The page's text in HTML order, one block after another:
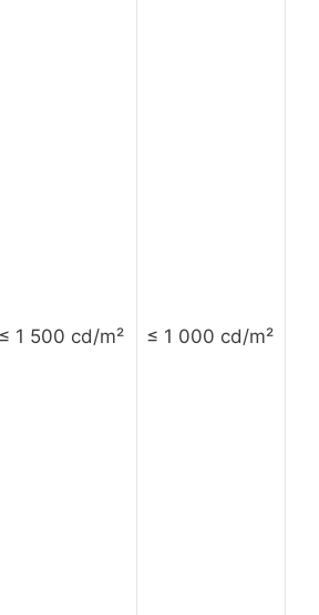
≤ 1 500 cd/m² ≤ 1 000 cd/m²